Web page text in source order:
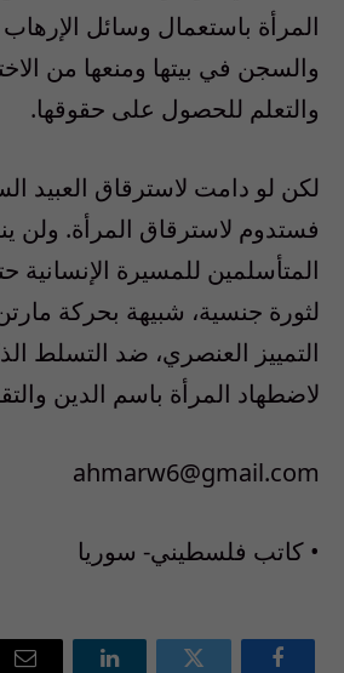
المرأة باستعمال وسائل
والسجن في بيتها ومنعها من
والتعلم للحصول على حقوقها.
لكن لو دامت لاسترقاق العبيد
فستدوم لاسترقاق المرأة. ولن
المتأسلمين للمسيرة الإنسانية
لثورة جنسية، شبيهة بحركة مارتن
التمييز العنصري، ضد التسلط
لاضطهاد المرأة باسم الدين
ahmarw6@gmail.com
• كاتب فلسطيني- سوريا